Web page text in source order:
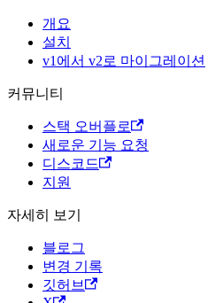
개요
설치
v1에서 v2로 마이그레이션
커뮤니티
스택 오버플로
새로운 기능 요청
디스코드
지원
자세히 보기
블로그
변경 기록
깃허브